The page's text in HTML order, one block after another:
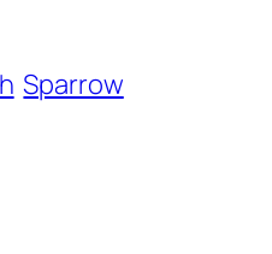
Sparrow